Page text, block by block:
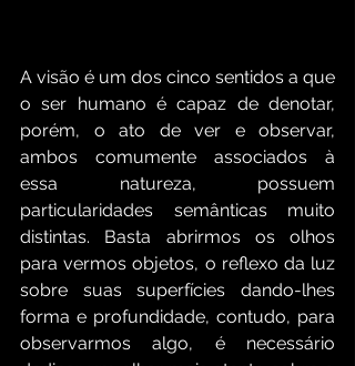
A visão é um dos cinco sentidos a que
o ser humano é capaz de denotar,
porém, o ato de ver e observar,
ambos comumente associados à
essa natureza, possuem
particularidades semânticas muito
distintas. Basta abrirmos os olhos
para vermos objetos, o reflexo da luz
sobre suas superfícies dando-lhes
forma e profundidade, contudo, para
observarmos algo, é necessário